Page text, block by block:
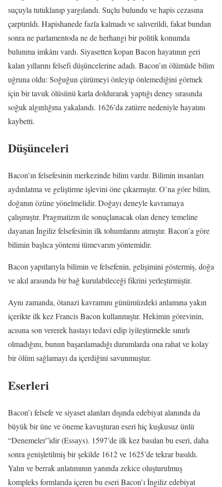
suçuyla tutuklanıp yargılandı. Suçlu bulundu ve hapis cezasına
çarptırıldı. Hapishanede fazla kalmadı ve salıverildi, fakat bundan
sonra ne parlamentoda ne de herhangi bir politik konumda
bulunma imkânı vardı. Siyasetten kopan Bacon hayatının geri
kalan yıllarını felsefi düşüncelerine adadı. Bacon’ın ölümüde bilim
uğruna oldu: Soğuğun çürümeyi önleyip önlemediğini görmek
için bir tavuk ölüsünü karla doldurarak yaptığı deney sırasında
soğuk algınlığına yakalandı. 1626’da zatürre nedeniyle hayatını
kaybetti.
Düşünceleri
Bacon’ın felsefesinin merkezinde bilim vardır. Bilimin insanları
aydınlatma ve geliştirme işlevini öne çıkarmıştır. O’na göre bilim,
doğanın özüne yönelmelidir. Doğayı deneyle kavramaya
çalışmıştır. Pragmatizm ile sonuçlanacak olan deney temeline
dayanan İngiliz felsefesinin ilk tohumlarını atmıştır. Bacon’a göre
bilimin başlıca yöntemi tümevarım yöntemidir.
Bacon yapıtlarıyla bilimin ve felsefenin, gelişimini göstermiş, doğa
ve akıl arasında bir bağ kurulabileceği fikrini yerleştirmiştir.
Aynı zamanda, ötanazi kavramını günümüzdeki anlamına yakın
içerikte ilk kez Francis Bacon kullanmıştır. Hekimin görevinin,
acısına son vererek hastayı tedavi edip iyileştirmekle sınırlı
olmadığını, bunun başarılamadığı durumlarda ona rahat ve kolay
bir ölüm sağlamayı da içerdiğini savunmuştur.
Eserleri
Bacon’ı felsefe ve siyaset alanları dışında edebiyat alanında da
büyük bir üne ve öneme kavuşturan eseri hiç kuşkusuz ünlü
“Denemeler”idir (Essays). 1597’de ilk kez basılan bu eseri, daha
sonra genişletilmiş bir şekilde 1612 ve 1625’de tekrar basıldı.
Yalın ve berrak anlatımının yanında zekice oluşturulmuş
kompleks formlarıda içeren bu eseri Bacon’ı İngiliz edebiyat